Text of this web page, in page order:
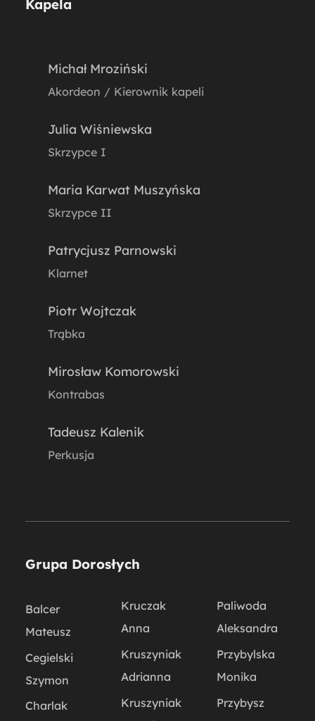
Kapela
Michał Mroziński
Akordeon / Kierownik kapeli
Julia Wiśniewska
Skrzypce I
Maria Karwat Muszyńska
Skrzypce II
Patrycjusz Parnowski
Klarnet
Piotr Wojtczak
Trąbka
Mirosław Komorowski
Kontrabas
Tadeusz Kalenik
Perkusja
Grupa Dorosłych
Balcer
Mateusz
Cegielski
Szymon
Charlak
Kruczak
Anna
Kruszyniak
Adrianna
Kruszyniak
Paliwoda
Aleksandra
Przybylska
Monika
Przybysz